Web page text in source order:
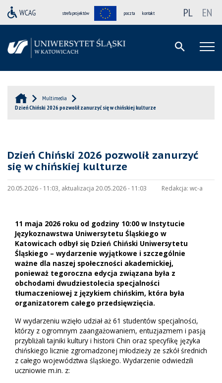
strefa projektów poczta kontakt PL EN
Multimedia
Dzień Chiński 2026 pozwolił zanurzyć się w chińskiej kulturze
Dzień Chiński 2026 pozwolił zanurzyć
się w chińskiej kulturze
20.05.2026 - 11:03, aktualizacja 20.05.2026 - 11:03 Redakcja: wc-a
11 maja 2026 roku od godziny 10:00 w Instytucie
Językoznawstwa Uniwersytetu Śląskiego w
Katowicach odbył się Dzień Chiński Uniwersytetu
Śląskiego – wydarzenie wyjątkowe i szczególnie
ważne dla naszej społeczności akademickiej,
ponieważ tegoroczna edycja związana była z
obchodami dwudziestolecia specjalności
tłumaczeniowej z językiem chińskim, która była
organizatorem całego przedsięwzięcia.
W wydarzeniu wzięło udział aż 61 studentów specjalności,
którzy z ogromnym zaangażowaniem, entuzjazmem i pasją
przybliżali tajniki kultury i historii Chin oraz specyfikę języka
chińskiego licznie zgromadzonej młodzieży ze szkół średnich
z całego województwa śląskiego. Wydarzenie odwiedzili
uczniowie m.in. z: